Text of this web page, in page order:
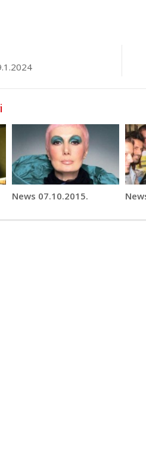
News 07.10.2015.